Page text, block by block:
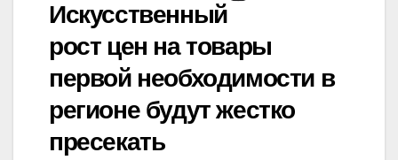
Искусственный
рост цен на товары
первой необходимости в
регионе будут жестко
пресекать